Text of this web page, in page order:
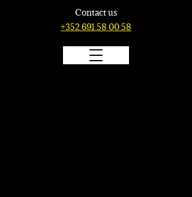
Contact us
+352 691 58 00 58